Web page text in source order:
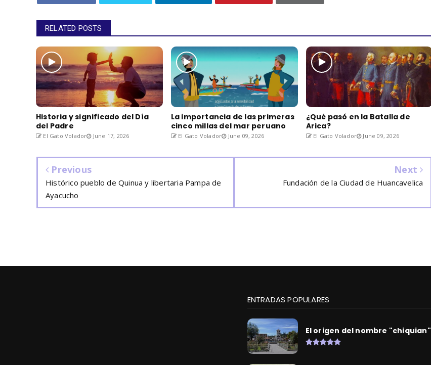
RELATED POSTS
Historia y significado del Día
del Padre
El Gato Volador June 17, 2026
La importancia de las primeras
cinco millas del mar peruano
El Gato Volador June 09, 2026
¿Qué pasó en la Batalla de
Arica?
El Gato Volador June 09, 2026
Previous
Histórico pueblo de Quinua y libertaria Pampa de
Ayacucho
Next
Fundación de la Ciudad de Huancavelica
ENTRADAS POPULARES
El origen del nombre "chiquian"